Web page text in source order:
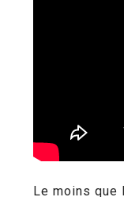
Le moins